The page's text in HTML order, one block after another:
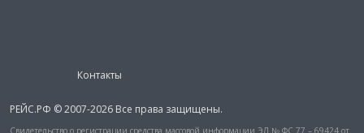
Контакты
РЕЙС.РФ © 2007-2026 Все права защищены.